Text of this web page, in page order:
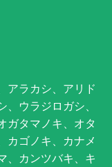
アラカシ、アリド
ウラジロガシ、
ガタマノキ、オタ
カゴノキ、カナメ
、カンツバキ、キ